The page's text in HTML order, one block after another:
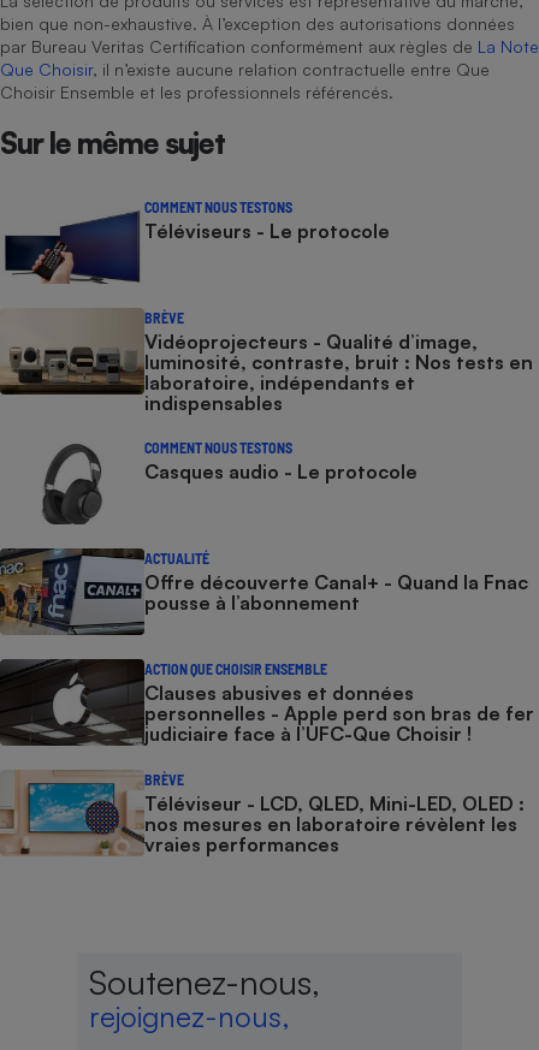
bien que non-exhaustive. À l’exception des autorisations données
par Bureau Veritas Certification conformément aux règles de La Note
Que Choisir, il n’existe aucune relation contractuelle entre Que
Choisir Ensemble et les professionnels référencés.
Sur le même sujet
COMMENT NOUS TESTONS
Téléviseurs - Le protocole
BRÈVE
Vidéoprojecteurs - Qualité d’image,
luminosité, contraste, bruit : Nos tests en
laboratoire, indépendants et
indispensables
COMMENT NOUS TESTONS
Casques audio - Le protocole
ACTUALITÉ
Offre découverte Canal+ - Quand la Fnac
pousse à l’abonnement
ACTION QUE CHOISIR ENSEMBLE
Clauses abusives et données
personnelles - Apple perd son bras de fer
judiciaire face à l’UFC-Que Choisir !
BRÈVE
Téléviseur - LCD, QLED, Mini-LED, OLED :
nos mesures en laboratoire révèlent les
vraies performances
Soutenez-nous,
rejoignez-nous,